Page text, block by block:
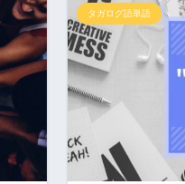
タガログ語単語